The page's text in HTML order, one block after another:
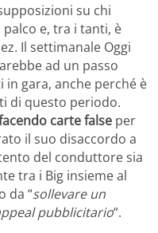
su chi
palco e, tra i tanti, è
Il settimanale Oggi
ad un passo
in gara, anche perché è
di questo periodo.
carte false per
il suo disaccordo a
del conduttore sia
tra i Big insieme al
da “sollevare un
pubblicitario“.